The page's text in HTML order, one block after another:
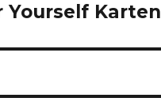
Yourself Karten